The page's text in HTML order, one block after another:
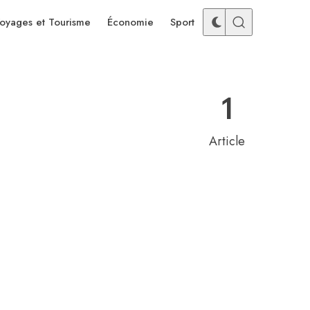
et Tourisme Économie Sport
1
Article